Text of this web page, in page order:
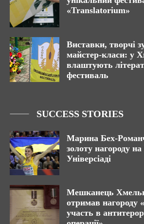
«Translatorium»
Виставки, творчі
майстер-класи: у
влаштують
фестиваль
SUCCESS STORIES
Марина Бех-
золоту нагороду на
Універсіаді
Мешканець
отримав нагороду
участь в